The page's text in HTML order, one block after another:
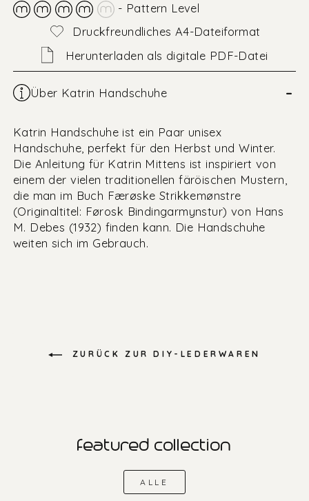
- Pattern Level
Druckfreundliches A4-Dateiformat
Herunterladen als digitale PDF-Datei
Über Katrin Handschuhe –
Katrin Handschuhe ist ein Paar unisex
Handschuhe, perfekt für den Herbst und Winter.
Die Anleitung für Katrin Mittens ist inspiriert von
einem der vielen traditionellen färöischen Mustern,
die man im Buch Færøske Strikkemønstre
(Originaltitel: Førosk Bindingarmynstur) von Hans
M. Debes (1932) finden kann. Die Handschuhe
weiten sich im Gebrauch.
ZURÜCK ZUR DIY-LEDERWAREN
featured collection
ALLE